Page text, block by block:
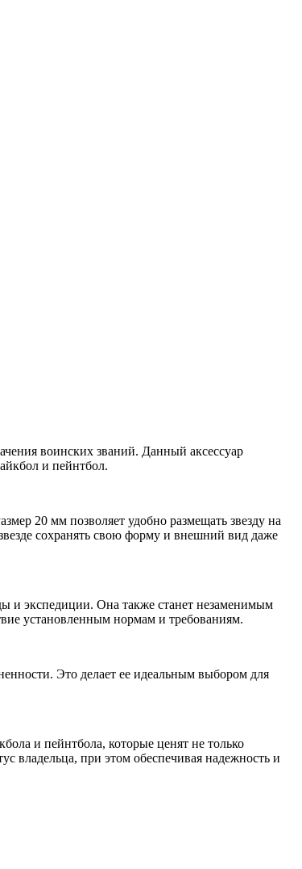
воинских званий. Данный аксессуар
и пейнтбол.
20 мм позволяет удобно размещать звезду на
сохранять свою форму и внешний вид даже
и экспедиции. Она также станет незаменимым
установленным нормам и требованиям.
Это делает ее идеальным выбором для
и пейнтбола, которые ценят не только
владельца, при этом обеспечивая надежность и